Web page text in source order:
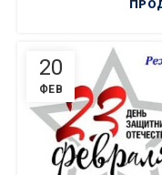
20
ФЕВ